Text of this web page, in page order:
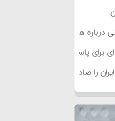
همراهی با آمریکا
پاسخ به دیوانگی آمریکا داریم
را صادر کرد
قرار گرفته و متوقف شدند
سلاح کامل حماس شد